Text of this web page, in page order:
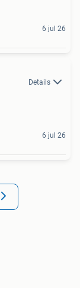
6 jul 26
Details
6 jul 26